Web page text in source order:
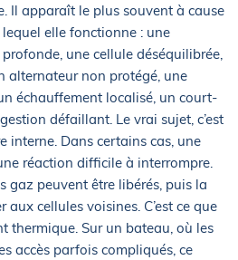
Il apparaît le plus souvent à cause
elle fonctionne : une
une cellule déséquilibrée,
alternateur non protégé, une
échauffement localisé, un court-
défaillant. Le vrai sujet, c’est
interne. Dans certains cas, une
réaction difficile à interrompre.
gaz peuvent être libérés, puis la
cellules voisines. C’est ce que
thermique. Sur un bateau, où les
accès parfois compliqués, ce